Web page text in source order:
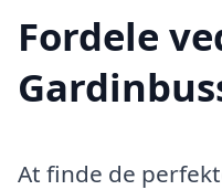
Fordele
At finde de